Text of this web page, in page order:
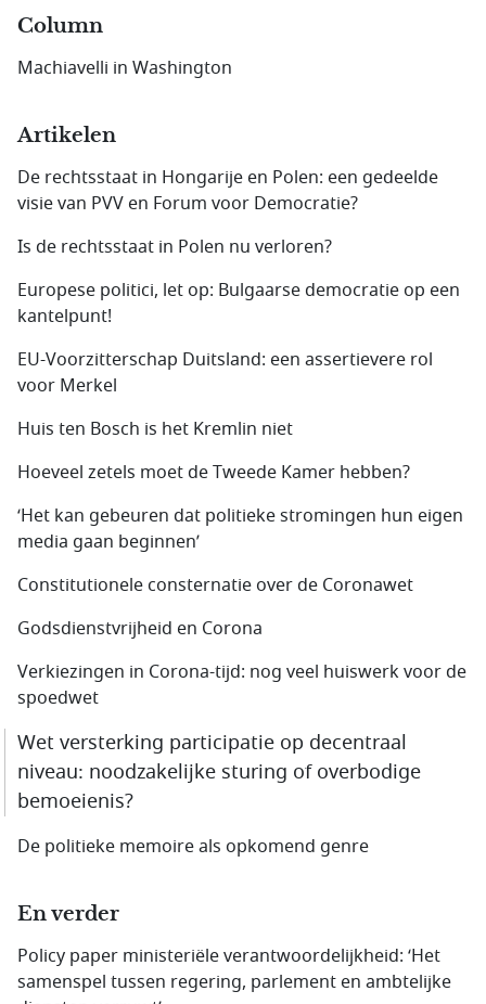
Column
Machiavelli in Washington
Artikelen
De rechtsstaat in Hongarije en Polen: een gedeelde
visie van PVV en Forum voor Democratie?
Is de rechtsstaat in Polen nu verloren?
Europese politici, let op: Bulgaarse democratie op een
kantelpunt!
EU-Voorzitterschap Duitsland: een assertievere rol
voor Merkel
Huis ten Bosch is het Kremlin niet
Hoeveel zetels moet de Tweede Kamer hebben?
‘Het kan gebeuren dat politieke stromingen hun eigen
media gaan beginnen’
Constitutionele consternatie over de Coronawet
Godsdienstvrijheid en Corona
Verkiezingen in Corona-tijd: nog veel huiswerk voor de
spoedwet
Wet versterking participatie op decentraal
niveau: noodzakelijke sturing of overbodige
bemoeienis?
De politieke memoire als opkomend genre
En verder
Policy paper ministeriële verantwoordelijkheid: ‘Het
samenspel tussen regering, parlement en ambtelijke